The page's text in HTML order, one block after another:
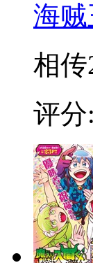
海贼
相
评分: